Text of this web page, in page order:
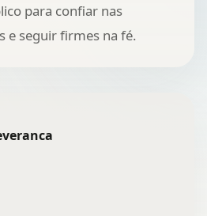
para confiar nas
e seguir firmes na fé.